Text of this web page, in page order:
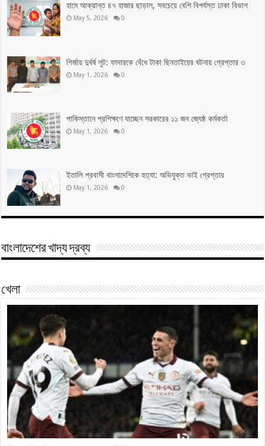
হামে আক্রান্ত ৪৭ হাজার ছাড়াল, সবচেয়ে বেশি বিপর্যস্ত ঢাকা বিভাগ
May 5, 2026 0
গির্জায় দুর্ধর্ষ লুট: ফাদারকে বেঁধে টাকা ছিনতাইয়ের ঘটনায় গ্রেপ্তার ৩
May 1, 2026 0
পাকিস্তানে প্রশিক্ষণে যাচ্ছেন সরকারের ১১ জন জ্যেষ্ঠ কর্মকর্তা
May 1, 2026 0
ইতালি প্রবাসী বাংলাদেশিকে হত্যা: অভিযুক্ত ভাই গ্রেপ্তার
May 1, 2026 0
বাংলাদেশের খাদ্য দ্রব্য
খেলা